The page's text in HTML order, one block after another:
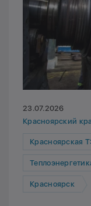
23.07.2026
Красноярский
Красноярская
Красноярск